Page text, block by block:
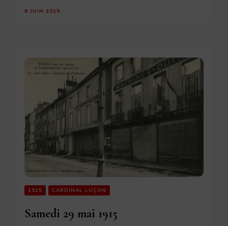
8 JUIN 2019
1915 CARDINAL LUÇON
Samedi 29 mai 1915